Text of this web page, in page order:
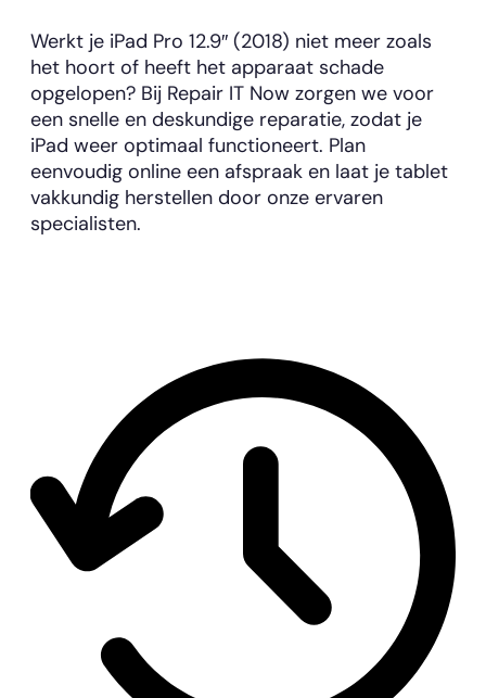
Werkt je iPad Pro 12.9″ (2018) niet meer zoals
het hoort of heeft het apparaat schade
opgelopen? Bij Repair IT Now zorgen we voor
een snelle en deskundige reparatie, zodat je
iPad weer optimaal functioneert. Plan
eenvoudig online een afspraak en laat je tablet
vakkundig herstellen door onze ervaren
specialisten.